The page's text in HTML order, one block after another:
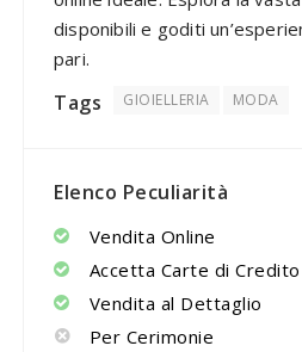
disponibili e goditi
pari.
Tags GIOIELLERIA MODA
Elenco Peculiarità
Vendita Online
Accetta Carte di Credito
Vendita al Dettaglio
Per Cerimonie